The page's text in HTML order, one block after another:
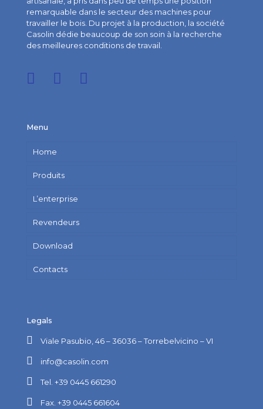
remarquable dans le secteur des machines pour
travailler le bois. Du projet à la production, la société
Casolin dédie beaucoup de son soin à la recherche
des meilleures conditions de travail.
Menu
Home
Produits
L’enterprise
Revendeurs
Download
Contacts
Legals
Viale Pasubio, 46 – 36036 – Torrebelvicino – VI
info@casolin.com
Tel. +39 0445 661290
Fax. +39 0445 661604